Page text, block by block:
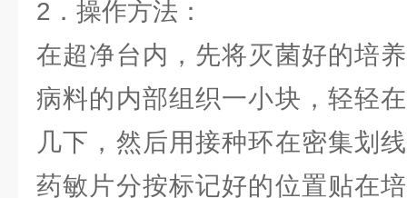
2．操作方法：
在超净台内，先将灭菌好的培
病料的内部组织一小块，轻轻
几下，然后用接种环在密集划
药敏片分按标记好的位置贴在